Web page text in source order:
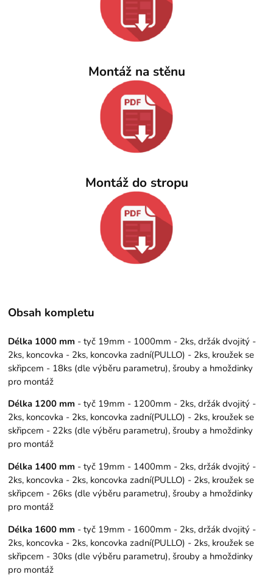
Montáž na stěnu
Montáž do stropu
Obsah kompletu
Délka 1000 mm - tyč 19mm - 1000mm - 2ks, držák dvojitý -
2ks, koncovka - 2ks, koncovka zadní(PULLO) - 2ks, kroužek se
skřipcem - 18ks (dle výběru parametru), šrouby a hmoždinky
pro montáž
Délka 1200 mm - tyč 19mm - 1200mm - 2ks, držák dvojitý -
2ks, koncovka - 2ks, koncovka zadní(PULLO) - 2ks, kroužek se
skřipcem - 22ks (dle výběru parametru), šrouby a hmoždinky
pro montáž
Délka 1400 mm - tyč 19mm - 1400mm - 2ks, držák dvojitý -
2ks, koncovka - 2ks, koncovka zadní(PULLO) - 2ks, kroužek se
skřipcem - 26ks (dle výběru parametru), šrouby a hmoždinky
pro montáž
Délka 1600 mm - tyč 19mm - 1600mm - 2ks, držák dvojitý -
2ks, koncovka - 2ks, koncovka zadní(PULLO) - 2ks, kroužek se
skřipcem - 30ks (dle výběru parametru), šrouby a hmoždinky
pro montáž